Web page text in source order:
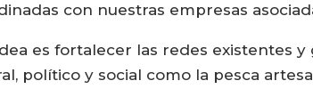
con nuestras empresas
es fortalecer las redes existentes
político y social como la pesca